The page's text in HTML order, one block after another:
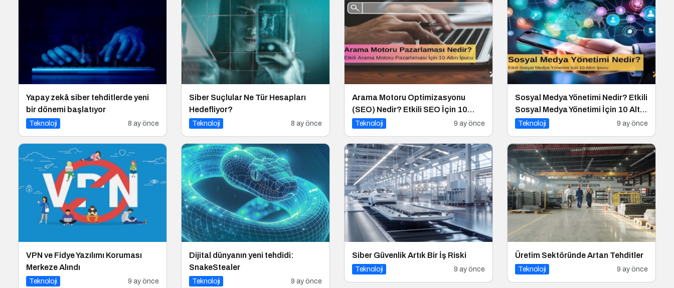
Yapay zekâ siber tehditlerde yeni
bir dönemi başlatıyor
Teknoloji 8 ay önce
Siber Suçlular Ne Tür Hesapları
Hedefliyor?
Teknoloji 8 ay önce
Arama Motoru Optimizasyonu
(SEO) Nedir? Etkili SEO İçin 10
Altın İpucu
Teknoloji 9 ay önce
Sosyal Medya Yönetimi Nedir? Etkili
Sosyal Medya Yönetimi İçin 10 Altın
İpucu
Teknoloji 9 ay önce
VPN ve Fidye Yazılımı Koruması
Merkeze Alındı
Teknoloji 9 ay önce
Dijital dünyanın yeni tehdidi:
SnakeStealer
Teknoloji 9 ay önce
Siber Güvenlik Artık Bir İş Riski
Teknoloji 9 ay önce
Üretim Sektöründe Artan Tehditler
Teknoloji 9 ay önce